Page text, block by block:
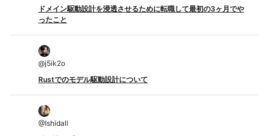
ドメイン駆動設計を浸透させるために転職して最初の3ヶ月でや
ったこと
@j5ik2o
Rustでのモデル駆動設計について
@Ishidall